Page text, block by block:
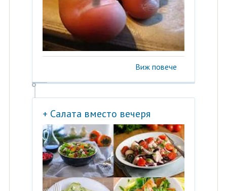
Виж повече
+ Салата вместо вечеря